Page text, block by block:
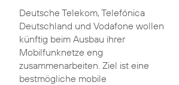
Deutsche Telekom, Telefónica
Deutschland und Vodafone wollen
künftig beim Ausbau ihrer
Mobilfunknetze eng
zusammenarbeiten. Ziel ist eine
bestmögliche mobile